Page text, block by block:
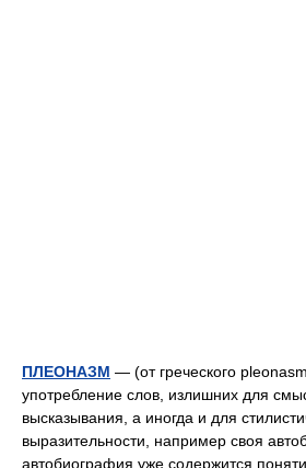
ПЛЕОНАЗМ — (от греческого
употребление слов, излишних для
высказывания, а иногда и для
выразительности, например своя
автобиография уже содержится